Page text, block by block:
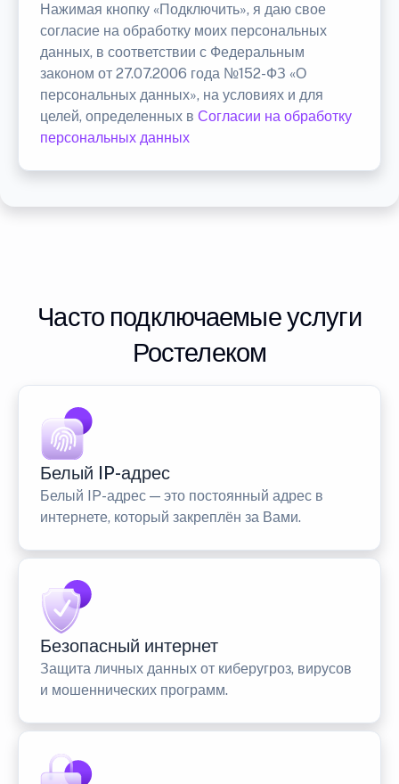
Нажимая кнопку «Подключить», я даю свое
согласие на обработку моих персональных
данных, в соответствии с Федеральным
законом от 27.07.2006 года №152-ФЗ «О
персональных данных», на условиях и для
целей, определенных в Согласии на обработку
персональных данных
Часто подключаемые услуги
Ростелеком
Белый IP-адрес
Белый IP-адрес — это постоянный адрес в
интернете, который закреплён за Вами.
Безопасный интернет
Защита личных данных от киберугроз, вирусов
и мошеннических программ.